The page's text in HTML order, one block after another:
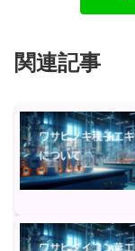
関連記事